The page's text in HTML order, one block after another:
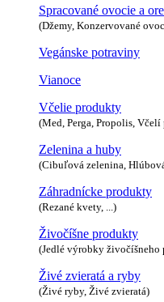
Spracované ovocie a
(Džemy, Konzervované
Vegánske potraviny
Vianoce
Včelie produkty
(Med, Perga, Propolis, Včelí
Zelenina a huby
(Cibuľová zelenina,
Záhradnícke produkty
(Rezané kvety, ...)
Živočíšne produkty
(Jedlé výrobky živočíšneho
Živé zvieratá a ryby
(Živé ryby, Živé zvieratá)